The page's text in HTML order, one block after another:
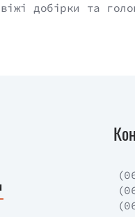
добірки та